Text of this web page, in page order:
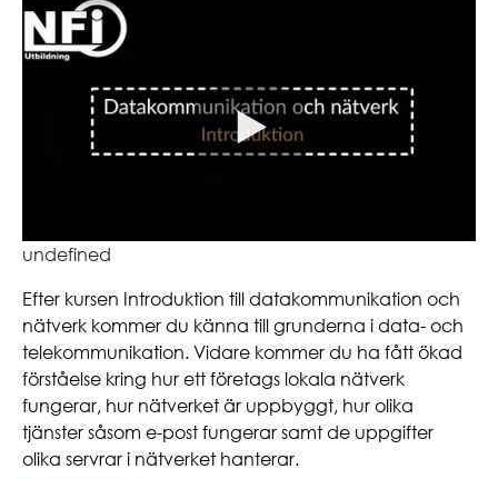
undefined
Efter kursen Introduktion till datakommunikation och
nätverk kommer du känna till grunderna i data- och
telekommunikation. Vidare kommer du ha fått ökad
förståelse kring hur ett företags lokala nätverk
fungerar, hur nätverket är uppbyggt, hur olika
tjänster såsom e-post fungerar samt de uppgifter
olika servrar i nätverket hanterar.